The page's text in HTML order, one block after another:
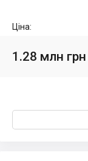
Ціна:
1.28 млн грн